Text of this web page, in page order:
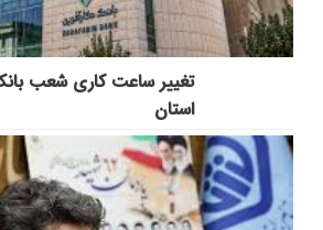
استان